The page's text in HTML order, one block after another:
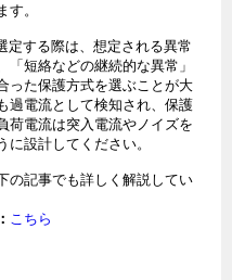
。
定する際は、想定される異常
短絡などの継続的な異常」
った保護方式を選ぶことが大
過電流として検知され、保護
荷電流は突入電流やノイズを
設計してください。
の記事でも詳しく解説してい
こちら